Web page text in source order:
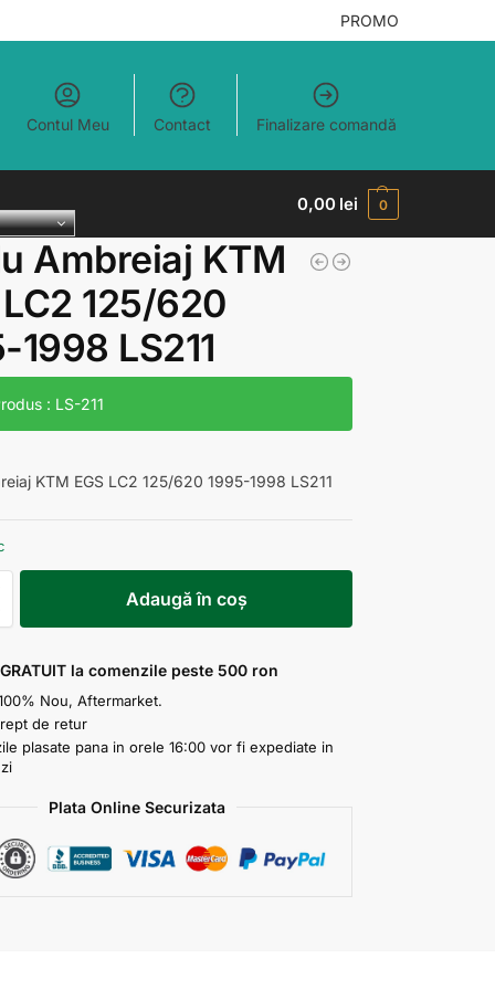
PROMO
Contul Meu Contact Finalizare comandă
0,00 lei 0
Ambreiaj KTM
LC2 125/620
1998 LS211
: LS-211
KTM EGS LC2 125/620 1995-1998 LS211
Adaugă în coș
la comenzile peste 500 ron
Nou, Aftermarket.
de retur
plasate pana in orele 16:00 vor fi expediate in
Plata Online Securizata